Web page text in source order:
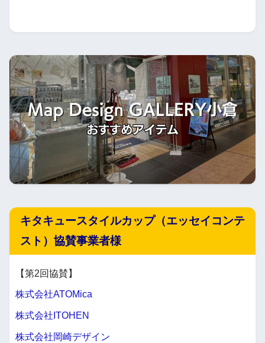
キタキュースタイルカップ（エッセイコンテ
スト）協賛事業者様
【第2回協賛】
株式会社ATOMica
株式会社ITOHEN
株式会社岡崎デザイン